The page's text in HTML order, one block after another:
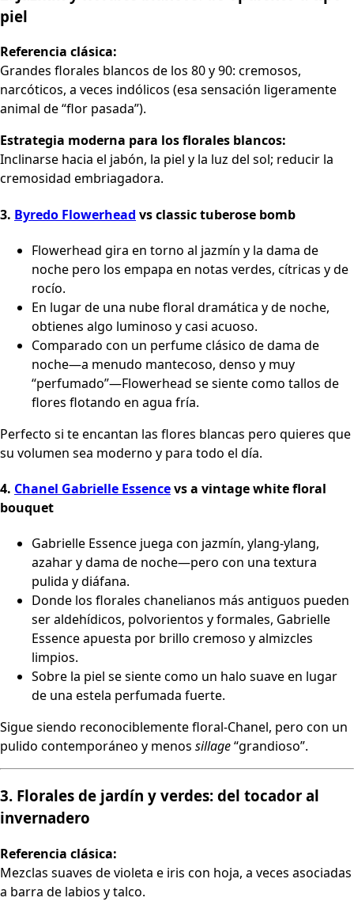
piel
Referencia clásica:
Grandes florales blancos de los 80 y 90: cremosos,
narcóticos, a veces indólicos (esa sensación ligeramente
animal de “flor pasada”).
Estrategia moderna para los florales blancos:
Inclinarse hacia el jabón, la piel y la luz del sol; reducir la
cremosidad embriagadora.
3. Byredo Flowerhead vs classic tuberose bomb
Flowerhead gira en torno al jazmín y la dama de
noche pero los empapa en notas verdes, cítricas y de
rocío.
En lugar de una nube floral dramática y de noche,
obtienes algo luminoso y casi acuoso.
Comparado con un perfume clásico de dama de
noche—a menudo mantecoso, denso y muy
“perfumado”—Flowerhead se siente como tallos de
flores flotando en agua fría.
Perfecto si te encantan las flores blancas pero quieres que
su volumen sea moderno y para todo el día.
4. Chanel Gabrielle Essencevs a vintage white floral
bouquet
Gabrielle Essence juega con jazmín, ylang-ylang,
azahar y dama de noche—pero con una textura
pulida y diáfana.
Donde los florales chanelianos más antiguos pueden
ser aldehídicos, polvorientos y formales, Gabrielle
Essence apuesta por brillo cremoso y almizcles
limpios.
Sobre la piel se siente como un halo suave en lugar
de una estela perfumada fuerte.
Sigue siendo reconociblemente floral-Chanel, pero con un
pulido contemporáneo y menos sillage“grandioso”.
3. Florales de jardín y verdes: del tocador al
invernadero
Referencia clásica:
Mezclas suaves de violeta e iris con hoja, a veces asociadas
a barra de labios y talco.